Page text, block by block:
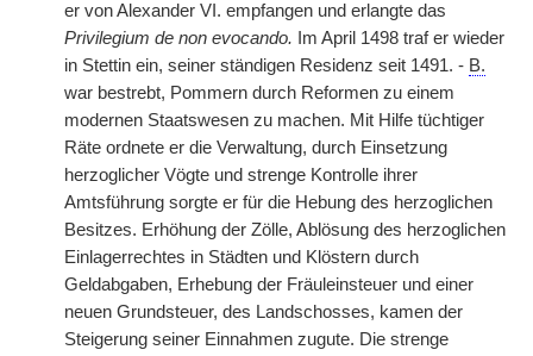
er von Alexander VI. empfangen und erlangte das
Privilegium de non evocando. Im April 1498 traf er wieder
in Stettin ein, seiner ständigen Residenz seit 1491. - B.
war bestrebt, Pommern durch Reformen zu einem
modernen Staatswesen zu machen. Mit Hilfe tüchtiger
Räte ordnete er die Verwaltung, durch Einsetzung
herzoglicher Vögte und strenge Kontrolle ihrer
Amtsführung sorgte er für die Hebung des herzoglichen
Besitzes. Erhöhung der Zölle, Ablösung des herzoglichen
Einlagerrechtes in Städten und Klöstern durch
Geldabgaben, Erhebung der Fräuleinsteuer und einer
neuen Grundsteuer, des Landschosses, kamen der
Steigerung seiner Einnahmen zugute. Die strenge